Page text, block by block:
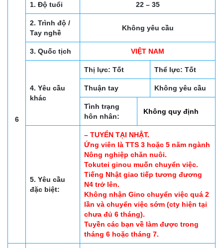
6
1. Độ tuổi 22 – 35
2. Trình độ /
Tay nghề
Không yêu cầu
3. Quốc tịch VIỆT NAM
4. Yêu cầu
khác
Thị lực: Tốt Thể lực: Tốt
Thuận tay Không yêu cầu
Tình trạng
hôn nhân:
Không quy định
5. Yêu cầu
đặc biệt:
– TUYỂN TẠI NHẬT.
Ứng viên là TTS 3 hoặc 5 năm ngành
Nông nghiệp chăn nuôi.
Tokutei ginou muốn chuyển việc.
Tiếng Nhật giao tiếp tương đương
N4 trở lên.
Không nhận Gino chuyển việc quá 2
lần và chuyển việc sớm (cty hiện tại
chưa đủ 6 tháng).
Tuyền các bạn về làm được trong
tháng 6 hoặc tháng 7.